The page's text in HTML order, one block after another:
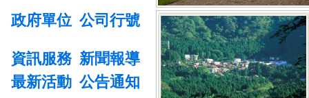
政府單位 公司行號
資訊服務 新聞報導
最新活動 公告通知